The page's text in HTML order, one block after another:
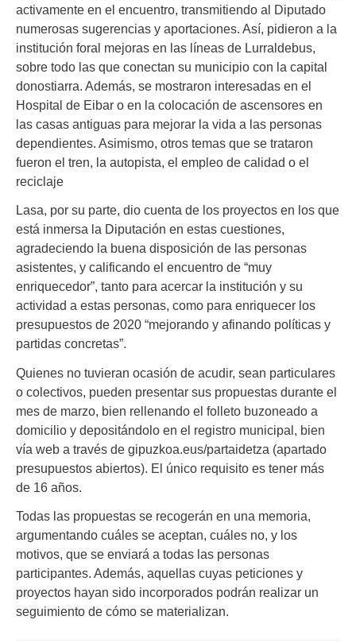
activamente en el encuentro, transmitiendo al Diputado
numerosas sugerencias y aportaciones. Así, pidieron a la
institución foral mejoras en las líneas de Lurraldebus,
sobre todo las que conectan su municipio con la capital
donostiarra. Además, se mostraron interesadas en el
Hospital de Eibar o en la colocación de ascensores en
las casas antiguas para mejorar la vida a las personas
dependientes. Asimismo, otros temas que se trataron
fueron el tren, la autopista, el empleo de calidad o el
reciclaje
Lasa, por su parte, dio cuenta de los proyectos en los que
está inmersa la Diputación en estas cuestiones,
agradeciendo la buena disposición de las personas
asistentes, y calificando el encuentro de “muy
enriquecedor”, tanto para acercar la institución y su
actividad a estas personas, como para enriquecer los
presupuestos de 2020 “mejorando y afinando políticas y
partidas concretas”.
Quienes no tuvieran ocasión de acudir, sean particulares
o colectivos, pueden presentar sus propuestas durante el
mes de marzo, bien rellenando el folleto buzoneado a
domicilio y depositándolo en el registro municipal, bien
vía web a través de gipuzkoa.eus/partaidetza (apartado
presupuestos abiertos). El único requisito es tener más
de 16 años.
Todas las propuestas se recogerán en una memoria,
argumentando cuáles se aceptan, cuáles no, y los
motivos, que se enviará a todas las personas
participantes. Además, aquellas cuyas peticiones y
proyectos hayan sido incorporados podrán realizar un
seguimiento de cómo se materializan.